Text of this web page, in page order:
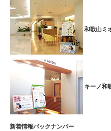
和歌山ミ
キーノ和
新着情報バックナンバー